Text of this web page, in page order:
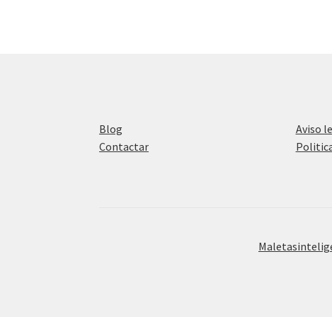
Blog
Contactar
Aviso